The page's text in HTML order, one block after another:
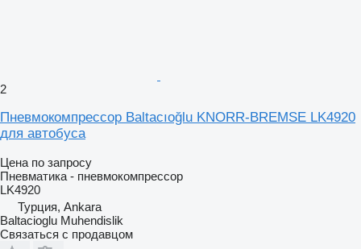
2
Пневмокомпрессор Baltacıoğlu KNORR-BREMSE LK4920
для автобуса
Цена по запросу
Пневматика - пневмокомпрессор
LK4920
Турция, Ankara
Baltacioglu Muhendislik
Связаться с продавцом